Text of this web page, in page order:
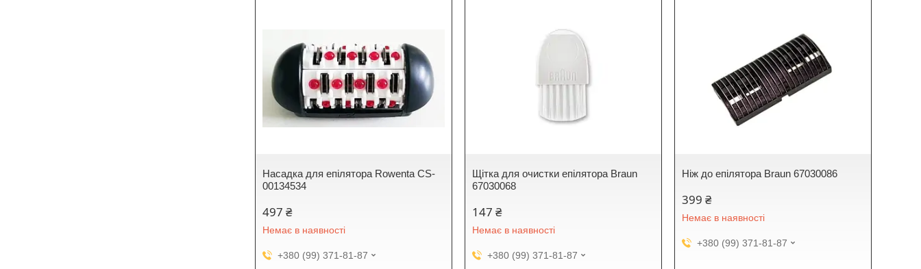
Насадка для епілятора Rowenta CS-
00134534
497 ₴
Немає в наявності
+380 (99) 371-81-87
Щітка для очистки епілятора Braun
67030068
147 ₴
Немає в наявності
+380 (99) 371-81-87
Ніж до епілятора Braun 67030086
399 ₴
Немає в наявності
+380 (99) 371-81-87